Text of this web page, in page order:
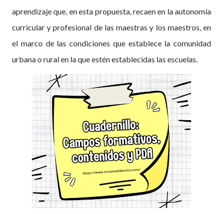
aprendizaje que, en esta propuesta, recaen en la autonomía
curricular y profesional de las maestras y los maestros, en
el marco de las condiciones que establece la comunidad
urbana o rural en la que estén establecidas las escuelas.